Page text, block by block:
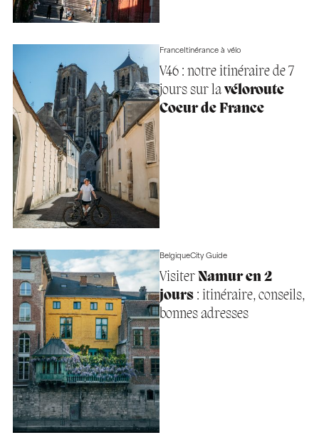
FranceItinérance à vélo
V46 : notre itinéraire de 7
jours sur lavéloroute
Coeur de France
BelgiqueCity Guide
VisiterNamur en 2
jours: itinéraire, conseils,
bonnes adresses